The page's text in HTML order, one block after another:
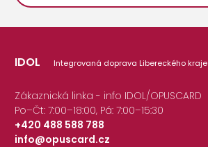
IDOL Integrovaná doprava Libereckého kraje
Zákaznická linka - info IDOL/OPUSCARD
Po–Čt: 7:00–18:00, Pá: 7:00–15:30
+420 488 588 788
|
info@opuscard.cz